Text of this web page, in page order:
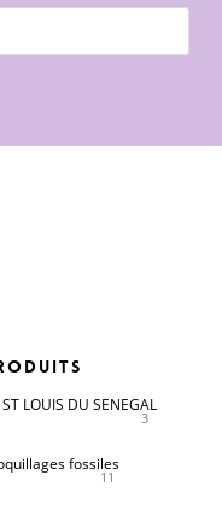
ST LOUIS DU SENEGAL
3
fossiles
11